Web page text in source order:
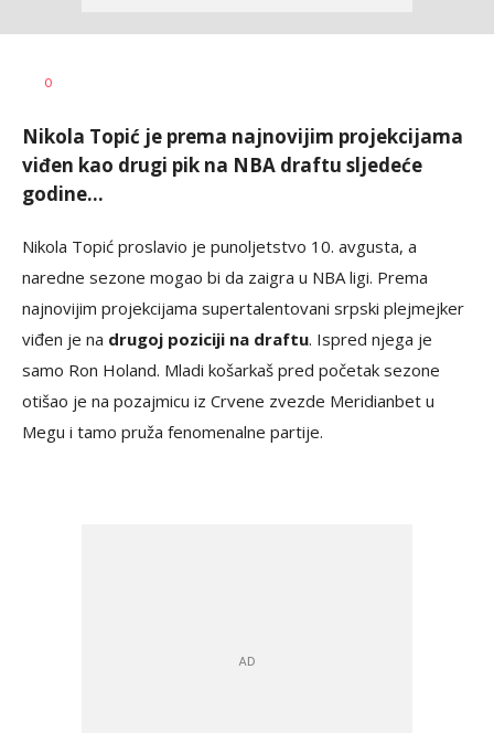
0
Nikola Topić je prema najnovijim projekcijama
viđen kao drugi pik na NBA draftu sljedeće
godine...
Nikola Topić proslavio je punoljetstvo 10. avgusta, a
naredne sezone mogao bi da zaigra u NBA ligi. Prema
najnovijim projekcijama supertalentovani srpski plejmejker
viđen je na drugoj poziciji na draftu. Ispred njega je
samo Ron Holand. Mladi košarkaš pred početak sezone
otišao je na pozajmicu iz Crvene zvezde Meridianbet u
Megu i tamo pruža fenomenalne partije.